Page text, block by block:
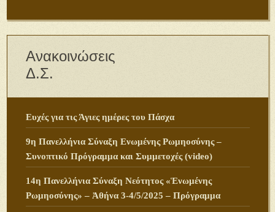
Ανακοινώσεις
Δ.Σ.
Ευχές για τις Άγιες ημέρες του Πάσχα
9η Πανελλήνια Σύναξη Ενωμένης Ρωμηοσύνης –
Συνοπτικό Πρόγραμμα και Συμμετοχές (video)
14η Πανελλήνια Σύναξη Νεότητος «Ἑνωμένης
Ρωμηοσύνης» – Ἀθήνα 3-4/5/2025 – Πρόγραμμα